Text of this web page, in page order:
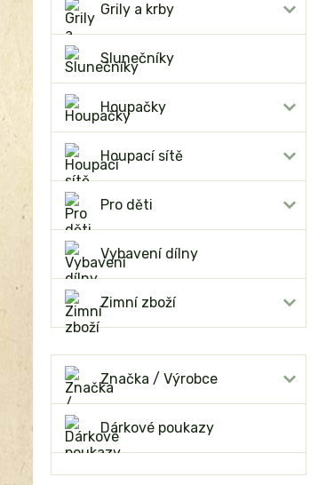
Grily a krby
Slunečníky
Houpačky
Houpací sítě
Pro děti
Vybavení dílny
Zimní zboží
Značka / Výrobce
Dárkové poukazy